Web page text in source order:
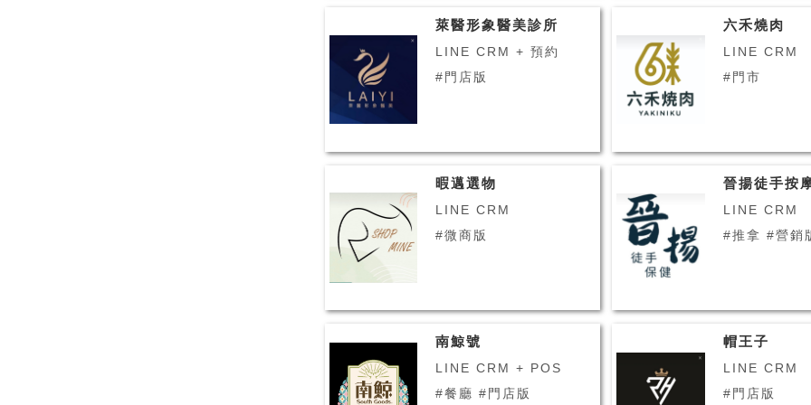
萊醫形象醫美診所
LINE CRM + 預約
#門店版
六禾燒肉
LINE CRM
#門市
暇邁選物
LINE CRM
#微商版
晉揚徒手按
LINE CRM
#推拿 #營銷
南鯨號
LINE CRM + POS
#餐廳 #門店版
帽王子
LINE CRM
#門店版